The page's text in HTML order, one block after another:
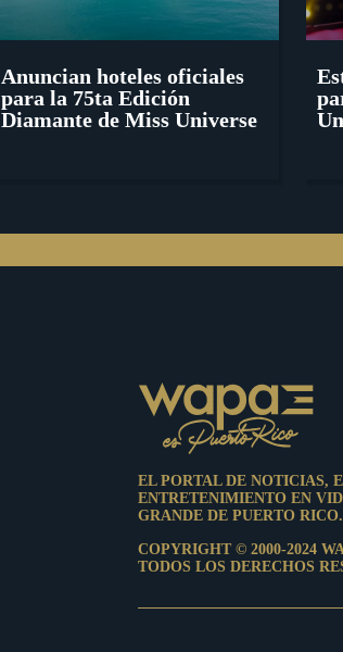
Anuncian hoteles oficiales
para la 75ta Edición
Diamante de Miss Universe
EL PORTAL DE NOTICIAS,
ENTRETENIMIENTO EN
GRANDE DE PUERTO RICO.
COPYRIGHT © 2000-2024
TODOS LOS DERECHOS